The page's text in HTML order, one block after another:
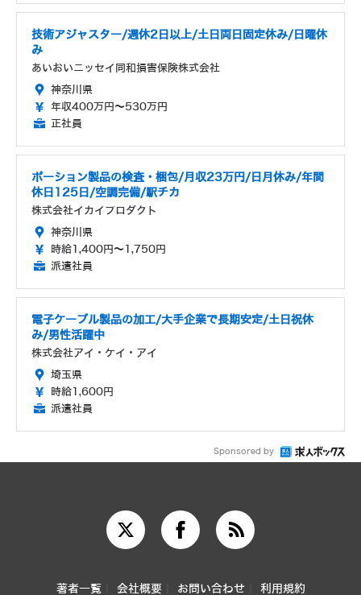
技術アジャスター/週休2日以上/土日両日固定休み/日曜休
み
あいおいニッセイ同和損害保険株式会社
神奈川県
年収400万円～530万円
正社員
ポーション製品の検査・梱包/月収23万円/日月休み/年間
休日125日/空調完備/駅チカ
株式会社イカイプロダクト
神奈川県
時給1,400円～1,750円
派遣社員
電子ケーブル製品の加工/大手企業で長期安定/土日祝休
み/男性活躍中
株式会社アイ・ケイ・アイ
埼玉県
時給1,600円
派遣社員
Sponsored by
著者一覧 会社概要 お問い合わせ 利用規約